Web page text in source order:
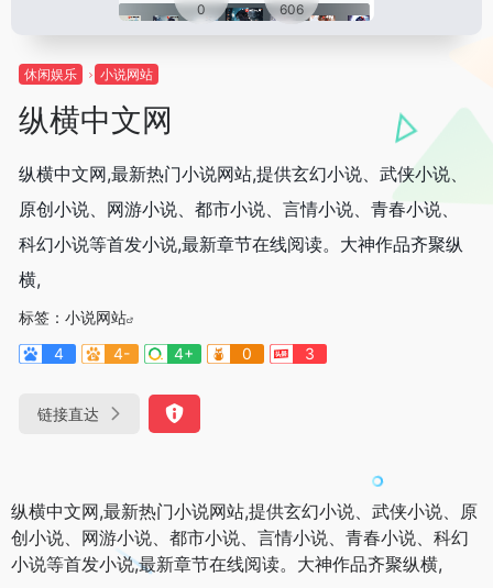
0 606
休闲娱乐 小说网站
纵横中文网
纵横中文网,最新热门小说网站,提供玄幻小说、武侠小说、
原创小说、网游小说、都市小说、言情小说、青春小说、
科幻小说等首发小说,最新章节在线阅读。大神作品齐聚纵
横,
标签： 小说网站
4
4- 4+ 0 3
链接直达
纵横中文网,最新热门小说网站,提供玄幻小说、武侠小说、原
创小说、网游小说、都市小说、言情小说、青春小说、科幻
小说等首发小说,最新章节在线阅读。大神作品齐聚纵横,